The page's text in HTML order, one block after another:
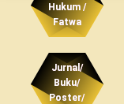
Hukum /
Fatwa
Jurnal/
Buku/
Poster/